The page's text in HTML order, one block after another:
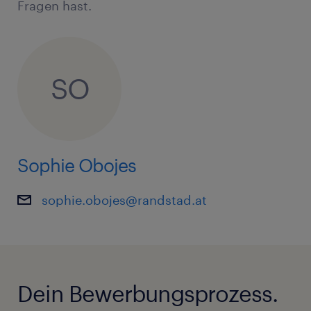
Fragen hast.
SO
Sophie Obojes
sophie.obojes@randstad.at
Dein Bewerbungsprozess.